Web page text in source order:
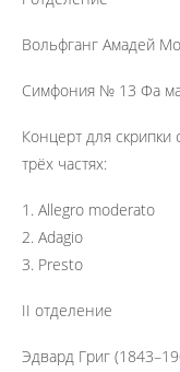
Вольфганг Амадей
Симфония № 13 Фа
Концерт для
трёх частях:
1. Allegro moderato
2. Adagio
3. Presto
II отделение
Эдвард Григ